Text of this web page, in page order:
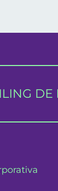
DE